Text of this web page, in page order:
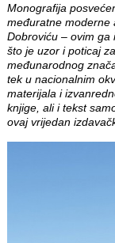
Monografija
međuratne moderne
Dobroviću – ovim ga
što je uzor i poticaj
međunarodnog
tek u nacionalnim
materijala i
knjige, ali i tekst
ovaj vrijedan